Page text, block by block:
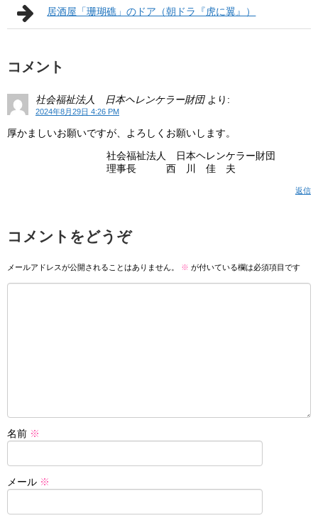
居酒屋「珊瑚礁」のドア（朝ドラ『虎に翼』）
コメント
社会福祉法人 日本ヘレンケラー財団 より:
2024年8月29日 4:26 PM
厚かましいお願いですが、よろしくお願いします。
社会福祉法人 日本ヘレンケラー財団
理事長 西 川 佳 夫
返信
コメントをどうぞ
メールアドレスが公開されることはありません。 ※ が付いている欄は必須項目です
名前 ※
メール ※